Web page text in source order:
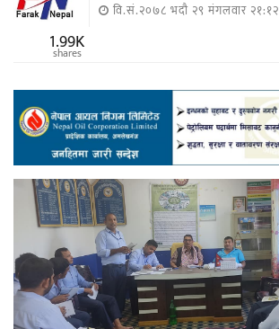
वि.सं.२०७८ भदौ २९ मंगलवार २१:१२
1.99K
shares